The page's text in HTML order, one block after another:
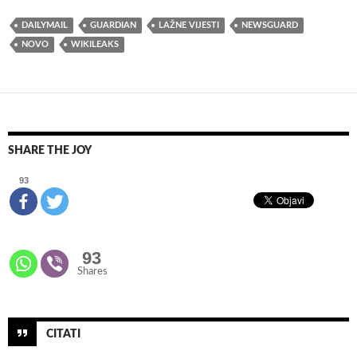
l
i
k
a
n
w
DAILYMAIL GUARDIAN LAŽNE VIJESTI NEWSGUARD
NOVO WIKILEAKS
SHARE THE JOY
93
93
Shares
CITATI